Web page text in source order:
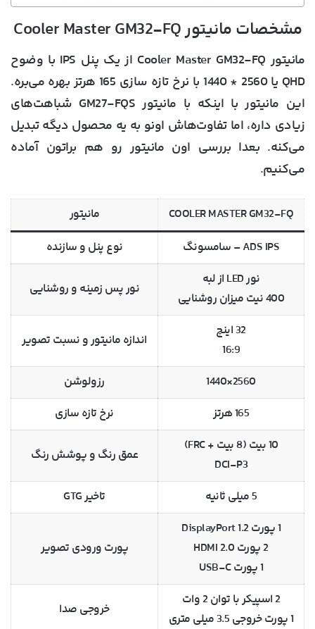
مشخصات مانیتور Cooler Master GM32-FQ
مانیتور Cooler Master GM32-FQ از یک پنل IPS با وضوح
QHD یا 2560 * 1440 با نرخ تازه سازی 165 هرتز بهره می‌بره.
این مانیتور با اینکه با مانیتور GM27-FQS شباهت‌های
زیادی داره، اما تفاوت‌هاش اونو به یه محصول دیگه تبدیل
می‌کنه. بعدا بررسی اون مانیتور رو هم براتون آماده
می‌کنیم.
COOLER MASTER GM32-FQ
مانیتور
ADS IPS – سامسونگ
نوع پنل و سازنده
نور LED از لبه
400 نیت میزان روشنایی
نور پس زمینه و روشنایی
32 اینچ
16:9
اندازه مانیتور و نسبت تصویر
2560×1440
رزولوشن
165 هرتز
نرخ تازه سازی
10 بیت (8 بیت + FRC)
DCI-P3
عمق رنگ و پوشش رنگ
5 میلی ثانیه
تاخیر GTG
1 پورت DisplayPort 1.2
2 پورت HDMI 2.0
1 پورت USB-C
پورت ورودی تصویر
2 اسپیکر با توان 2 وات
1 پورت خروجی 3.5 میلی متری
خروجی صدا